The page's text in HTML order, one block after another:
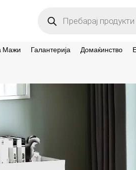
search
Мажи Галантерија Домаќинство